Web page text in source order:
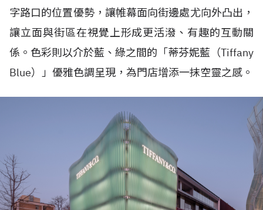
字路口的位置優勢，讓帷幕面向街邊處尤向外凸出，
讓立面與街區在視覺上形成更活潑、有趣的互動關
係。色彩則以介於藍、綠之間的「蒂芬妮藍（Tiffany
Blue）」優雅色調呈現，為門店增添一抹空靈之感。